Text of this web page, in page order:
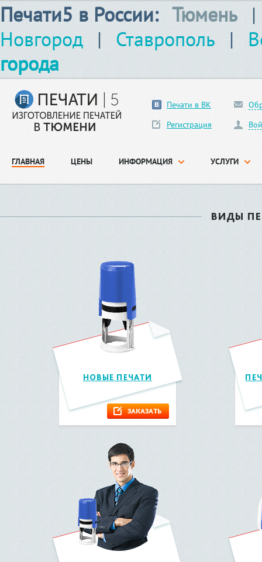
Печати5 в России: Тюмень
|
Новгород
| Ставрополь |
города
Печати в ВК
Регистрация
ГЛАВНАЯ ЦЕНЫ ИНФОРМАЦИЯ УСЛУГИ
ВИДЫ
НОВЫЕ ПЕЧАТИ
ЗАКАЗАТЬ